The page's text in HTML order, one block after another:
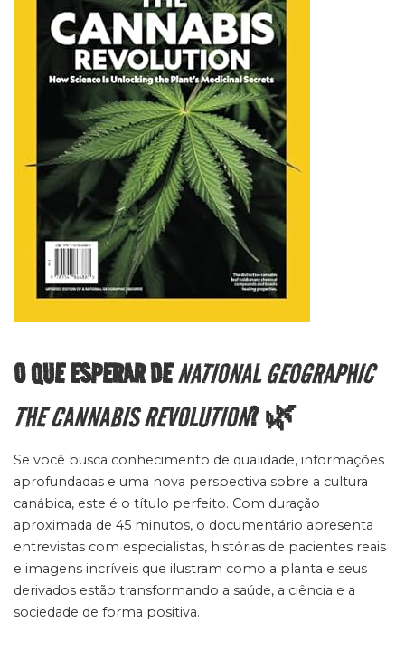
O QUE ESPERAR DENATIONAL GEOGRAPHIC
THE CANNABIS REVOLUTION? 🌿
Se você busca conhecimento de qualidade, informações
aprofundadas e uma nova perspectiva sobre a cultura
canábica, este é o título perfeito. Com duração
aproximada de 45 minutos, o documentário apresenta
entrevistas com especialistas, histórias de pacientes reais
e imagens incríveis que ilustram como a planta e seus
derivados estão transformando a saúde, a ciência e a
sociedade de forma positiva.